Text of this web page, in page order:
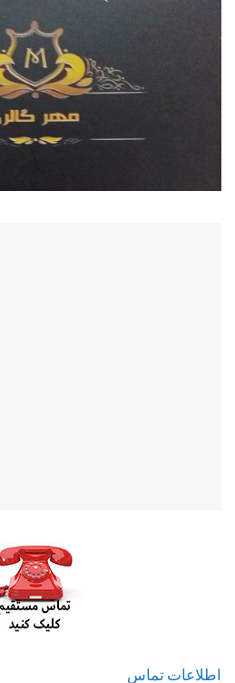
اطلاعات تماس